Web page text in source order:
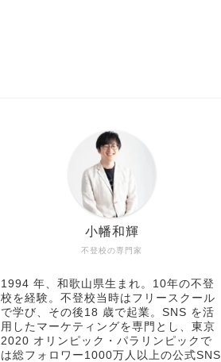
不登校の専門家
小幡和輝
1994 年、和歌山県生まれ。10年の不登
校を経験。不登校当時はフリースクール
で学び、その後18 歳で起業。SNS を活
用したマーケティングを専門とし、東京
2020 オリンピック・パラリンピックで
は総フォロワー1000万人以上の公式SNS